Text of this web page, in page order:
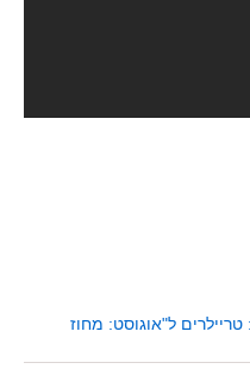
2013 מתחילה: טריילרים ל"אוגוסט: מחוז